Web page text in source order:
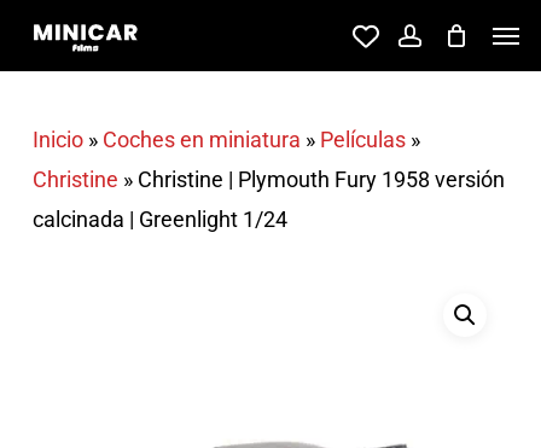
Skip
content
account
Inicio» Coches en miniatura » Películas»
Christine » Christine | Plymouth Fury 1958 versión
calcinada | Greenlight 1/24